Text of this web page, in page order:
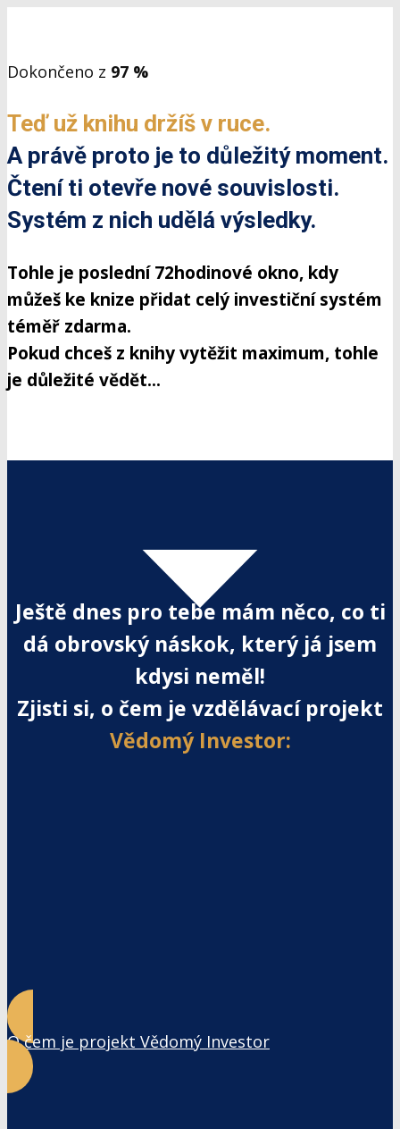
Dokončeno z 97 %
Teď už knihu držíš v ruce.
A právě proto je to důležitý moment.
Čtení ti otevře nové souvislosti.
Systém z nich udělá výsledky.
Tohle je poslední 72hodinové okno, kdy
můžeš ke knize přidat celý investiční systém
téměř zdarma.
Pokud chceš z knihy vytěžit maximum, tohle
je důležité vědět...
Ještě dnes pro tebe mám něco, co ti
dá obrovský náskok, který já jsem
kdysi neměl!
Zjisti si, o čem je vzdělávací projekt
Vědomý Investor:
O čem je projekt Vědomý Investor